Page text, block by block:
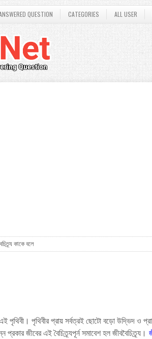
QUESTION CATEGORIES ALL USER
কাকে বলে
পৃথিবী । পৃথিবীরপ্রায়সর্বত্রইছোটোবড়োউদ্ভিদও
প্রকারজীবেরএইবৈচিত্র্যপূর্নসমাবেশহলজীববৈচিত্র্য ।